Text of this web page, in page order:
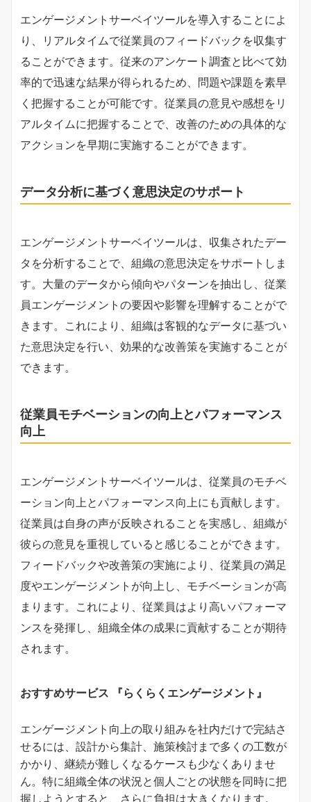
エンゲージメントサーベイツールを導入することによ
り、リアルタイムで従業員のフィードバックを収集す
ることができます。従来のアンケート調査と比べて効
率的で迅速な結果が得られるため、問題や課題を素早
く把握することが可能です。従業員の意見や感想をリ
アルタイムに把握することで、改善のための具体的な
アクションを早期に実施することができます。
データ分析に基づく意思決定のサポート
エンゲージメントサーベイツールは、収集されたデー
タを分析することで、組織の意思決定をサポートしま
す。大量のデータから傾向やパターンを抽出し、従業
員エンゲージメントの要因や影響を理解することがで
きます。これにより、組織は客観的なデータに基づい
た意思決定を行い、効果的な改善策を実施することが
できます。
従業員モチベーションの向上とパフォーマンス
向上
エンゲージメントサーベイツールは、従業員のモチベ
ーション向上とパフォーマンス向上にも貢献します。
従業員は自身の声が反映されることを実感し、組織が
彼らの意見を重視していると感じることができます。
フィードバックや改善策の実施により、従業員の満足
度やエンゲージメントが向上し、モチベーションが高
まります。これにより、従業員はより高いパフォーマ
ンスを発揮し、組織全体の成果に貢献することが期待
されます。
おすすめサービス 『らくらくエンゲージメント』
エンゲージメント向上の取り組みを社内だけで完結さ
せるには、設計から集計、施策検討まで多くの工数が
かかり、継続が難しくなるケースも少なくありませ
ん。特に組織全体の状況と個人ごとの状態を同時に把
握しようとすると、さらに負担は大きくなります。